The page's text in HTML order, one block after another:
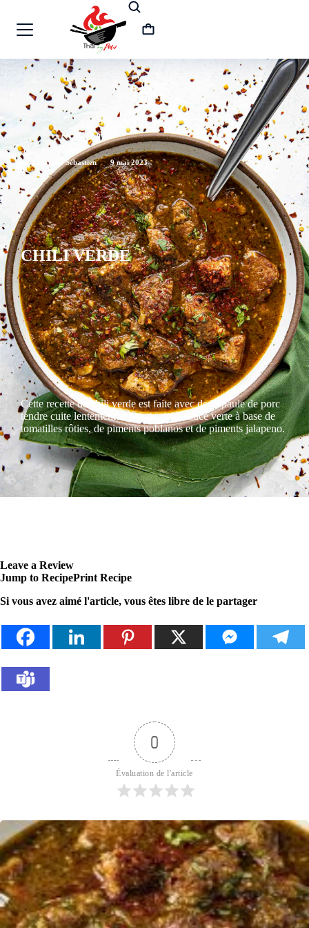
Un article de Sébastien 9 mai 2023
CHILI VERDE
Cette recette de chili verde est faite avec de l’épaule de porc
tendre cuite lentement dans une riche sauce verte à base de
tomatilles rôties, de piments poblanos et de piments jalapeno.
Jump to RecipePrint Recipe
Leave a Review
Si vous avez aimé l'article, vous êtes libre de le partager
0
Évaluation de l'article